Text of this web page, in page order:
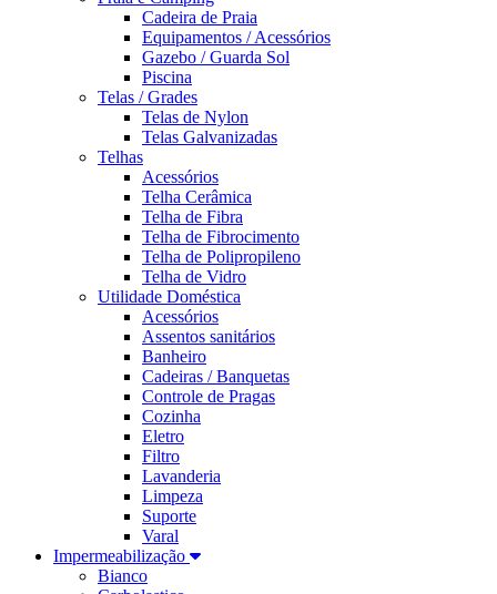
Cadeira de Praia
Equipamentos / Acessórios
Gazebo / Guarda Sol
Piscina
Telas / Grades
Telas de Nylon
Telas Galvanizadas
Telhas
Acessórios
Telha Cerâmica
Telha de Fibra
Telha de Fibrocimento
Telha de Polipropileno
Telha de Vidro
Utilidade Doméstica
Acessórios
Assentos sanitários
Banheiro
Cadeiras / Banquetas
Controle de Pragas
Cozinha
Eletro
Filtro
Lavanderia
Limpeza
Suporte
Varal
Impermeabilização
Bianco